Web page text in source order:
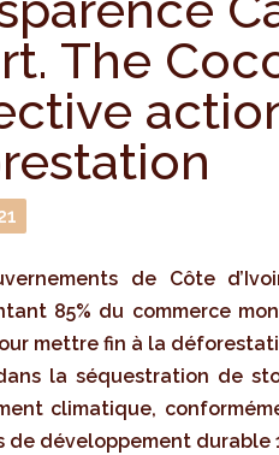
The
de Côte
85% du commerce
mettre fin à la
la séquestration de
climatique,
de développement durable